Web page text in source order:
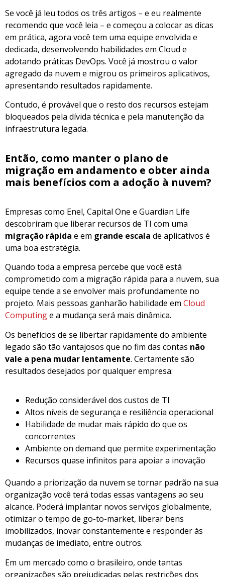
Se você já leu todos os três artigos – e eu realmente
recomendo que você leia – e começou a colocar as dicas
em prática, agora você tem uma equipe envolvida e
dedicada, desenvolvendo habilidades em Cloud e
adotando práticas DevOps. Você já mostrou o valor
agregado da nuvem e migrou os primeiros aplicativos,
apresentando resultados rapidamente.
Contudo, é provável que o resto dos recursos estejam
bloqueados pela dívida técnica e pela manutenção da
infraestrutura legada.
Então, como manter o plano de
migração em andamento e obter ainda
mais benefícios com a adoção à nuvem?
Empresas como Enel, Capital One e Guardian Life
descobriram que liberar recursos de TI com uma
migração rápida e em grande escala de aplicativos é
uma boa estratégia.
Quando toda a empresa percebe que você está
comprometido com a migração rápida para a nuvem, sua
equipe tende a se envolver mais profundamente no
projeto. Mais pessoas ganharão habilidade em Cloud
Computinge a mudança será mais dinâmica.
Os benefícios de se libertar rapidamente do ambiente
legado são tão vantajosos que no fim das contas não
vale a pena mudar lentamente. Certamente são
resultados desejados por qualquer empresa:
Redução considerável dos custos de TI
Altos níveis de segurança e resiliência operacional
Habilidade de mudar mais rápido do que os
concorrentes
Ambiente on demand que permite experimentação
Recursos quase infinitos para apoiar a inovação
Quando a priorização da nuvem se tornar padrão na sua
organização você terá todas essas vantagens ao seu
alcance. Poderá implantar novos serviços globalmente,
otimizar o tempo de go-to-market, liberar bens
imobilizados, inovar constantemente e responder às
mudanças de imediato, entre outros.
Em um mercado como o brasileiro, onde tantas
organizações são prejudicadas pelas restrições dos